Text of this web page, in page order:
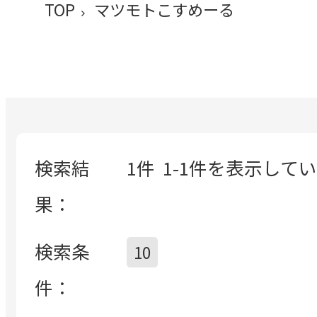
TOP マツモトこすめーる
検索結
果：
1件 1-1件を表示して
検索条
件：
10